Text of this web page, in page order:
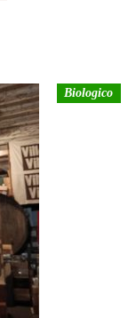
Biologico